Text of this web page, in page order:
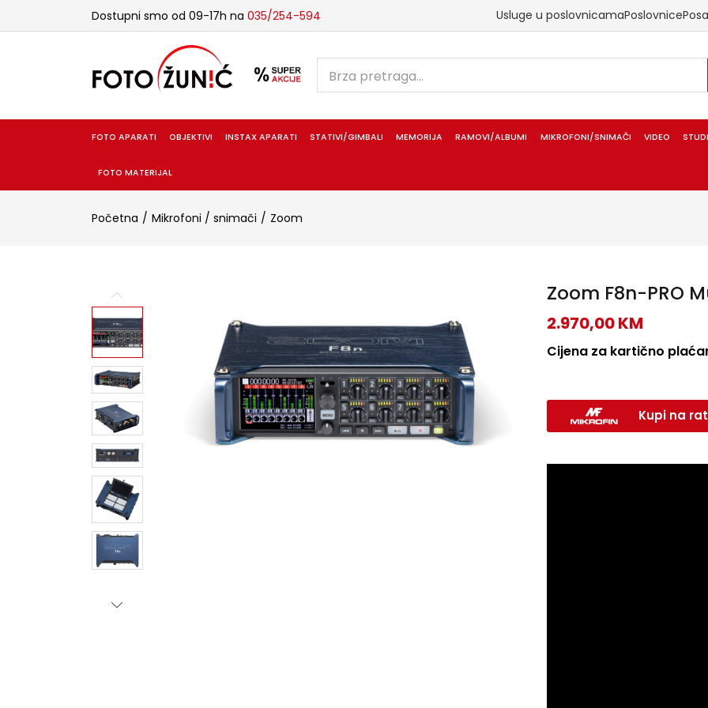
Dostupni smo od 09-17h na 035/254-594 Usluge u poslovnicamaPoslovnice
FOTO APARATI OBJEKTIVI INSTAX APARATI STATIVI/GIMBALI MEMORIJA RAMOVI/ALBUMI MIKROFONI/SNIMAČI VIDEO
FOTO MATERIJAL
Početna Mikrofoni / snimači Zoom
Zoom F8n-PRO
2.970,00KM
Cijena za kartično
Kupi na